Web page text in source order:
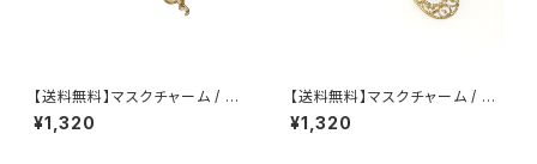
【送料無料】マスクチャーム / M
C-020
¥1,320
【送料無料】マスクチャーム / M
C-019
¥1,320